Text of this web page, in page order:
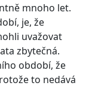
mnoho let.
je, že
uvažovat
zbytečná.
období, že
to nedává